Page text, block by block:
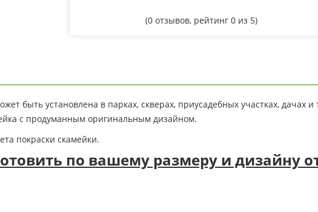
(0 отзывов, рейтинг 0 из 5)
быть установлена в парках, скверах, приусадебных участках, дачах
с продуманным оригинальным дизайном.
покраски скамейки.
по вашему размеру и дизайну